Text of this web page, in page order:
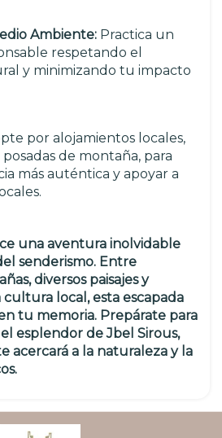
Ambiente: Practica un
respetando el
y minimizando tu impacto
por alojamientos locales,
de montaña, para
más auténtica y apoyar a
una aventura inolvidable
senderismo. Entre
diversos paisajes y
local, esta escapada
tu memoria. Prepárate para
esplendor de Jbel Sirous,
acercará a la naturaleza y la